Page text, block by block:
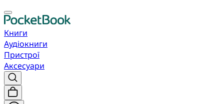
Книги
Аудіокниги
Пристрої
Аксесуари